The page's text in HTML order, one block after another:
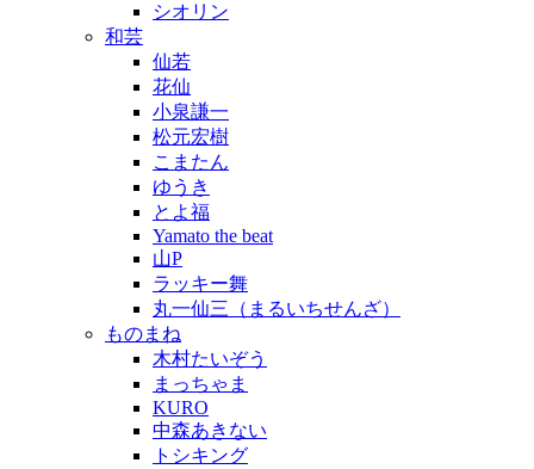
シオリン
和芸
仙若
花仙
小泉謙一
松元宏樹
こまたん
ゆうき
とよ福
Yamato the beat
山P
ラッキー舞
丸一仙三（まるいちせんざ）
ものまね
木村たいぞう
まっちゃま
KURO
中森あきない
トシキング